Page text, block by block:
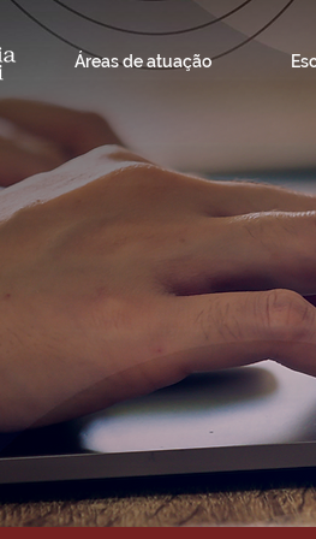
Áreas de atuação